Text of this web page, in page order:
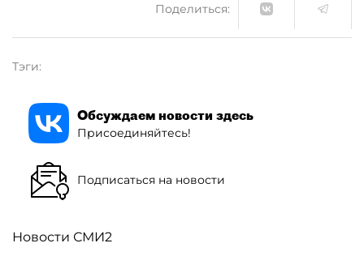
Поделиться:
Тэги:
Обсуждаем новости здесь
Присоединяйтесь!
Подписаться на новости
Новости СМИ2